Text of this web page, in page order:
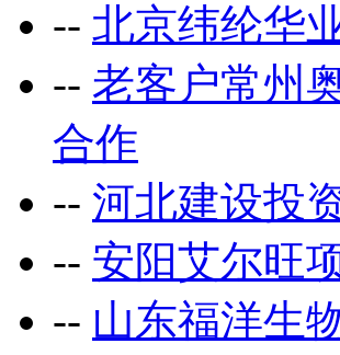
-- 北京纬纶华
-- 老客户常州
合作
-- 河北建设投
-- 安阳艾尔旺
-- 山东福洋生